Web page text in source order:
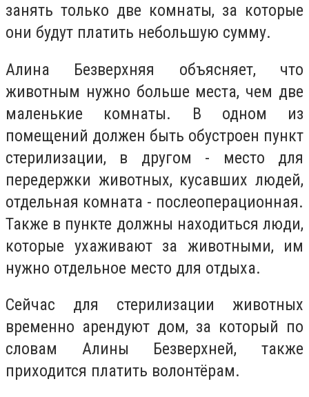
занять только две комнаты, за которые
они будут платить небольшую сумму.
Алина Безверхняя объясняет, что
животным нужно больше места, чем две
маленькие комнаты. В одном из
помещений должен быть обустроен пункт
стерилизации, в другом - место для
передержки животных, кусавших людей,
отдельная комната - послеоперационная.
Также в пункте должны находиться люди,
которые ухаживают за животными, им
нужно отдельное место для отдыха.
Сейчас для стерилизации животных
временно арендуют дом, за который по
словам Алины Безверхней, также
приходится платить волонтёрам.